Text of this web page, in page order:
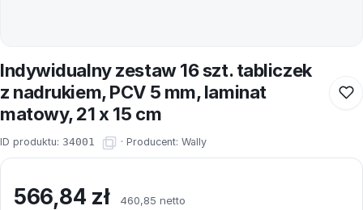
Indywidualny zestaw 16 szt. tabliczek
z nadrukiem, PCV 5 mm, laminat
matowy, 21 x 15 cm
ID produktu: 34001 · Producent: Wally
566,84 zł 460,85 netto